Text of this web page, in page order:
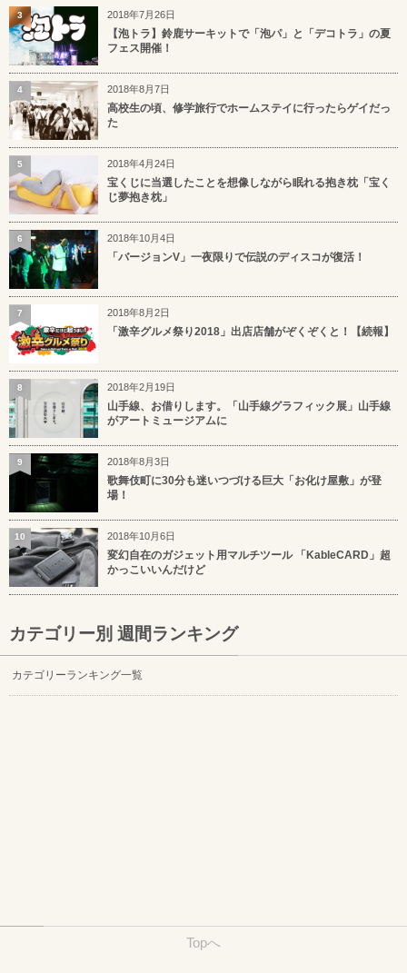
2018年7月26日
【泡トラ】鈴鹿サーキットで「泡パ」と「デコトラ」の夏
フェス開催！
3
2018年8月7日
高校生の頃、修学旅行でホームステイに行ったらゲイだっ
た
4
2018年4月24日
宝くじに当選したことを想像しながら眠れる抱き枕「宝く
じ夢抱き枕」
5
2018年10月4日
「バージョンV」一夜限りで伝説のディスコが復活！
6
2018年8月2日
「激辛グルメ祭り2018」出店店舗がぞくぞくと！【続報】
7
2018年2月19日
山手線、お借りします。「山手線グラフィック展」山手線
がアートミュージアムに
8
2018年8月3日
歌舞伎町に30分も迷いつづける巨大「お化け屋敷」が登
場！
9
2018年10月6日
変幻自在のガジェット用マルチツール 「KableCARD」超
かっこいいんだけど
10
カテゴリー別 週間ランキング
カテゴリーランキング一覧
Topへ